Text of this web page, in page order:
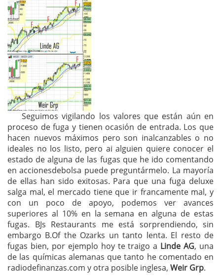
Seguimos vigilando los valores que están aún en
proceso de fuga y tienen ocasión de entrada. Los que
hacen nuevos máximos pero son inalcanzables o no
ideales no los listo, pero ai alguien quiere conocer el
estado de alguna de las fugas que he ido comentando
en accionesdebolsa puede preguntármelo. La mayoría
de ellas han sido exitosas. Para que una fuga deluxe
salga mal, el mercado tiene que ir francamente mal, y
con un poco de apoyo, podemos ver avances
superiores al 10% en la semana en alguna de estas
fugas. BJs Restaurants me está sorprendiendo, sin
embargo B.Of the Ozarks un tanto lenta. El resto de
fugas bien, por ejemplo hoy te traigo a Linde AG, una
de las químicas alemanas que tanto he comentado en
radiodefinanzas.com y otra posible inglesa, Weir Grp.